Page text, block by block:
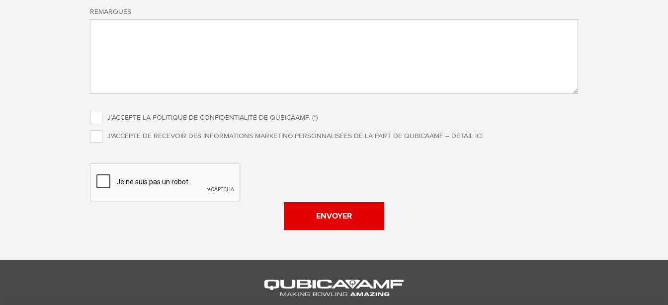
REMARQUES
J’ACCEPTE LA POLITIQUE DE CONFIDENTIALITÉ DE QUBICAAMF. (*)
J'ACCEPTE DE RECEVOIR DES INFORMATIONS MARKETING PERSONNALISÉES DE LA PART DE QUBICAAMF – DÉTAIL ICI